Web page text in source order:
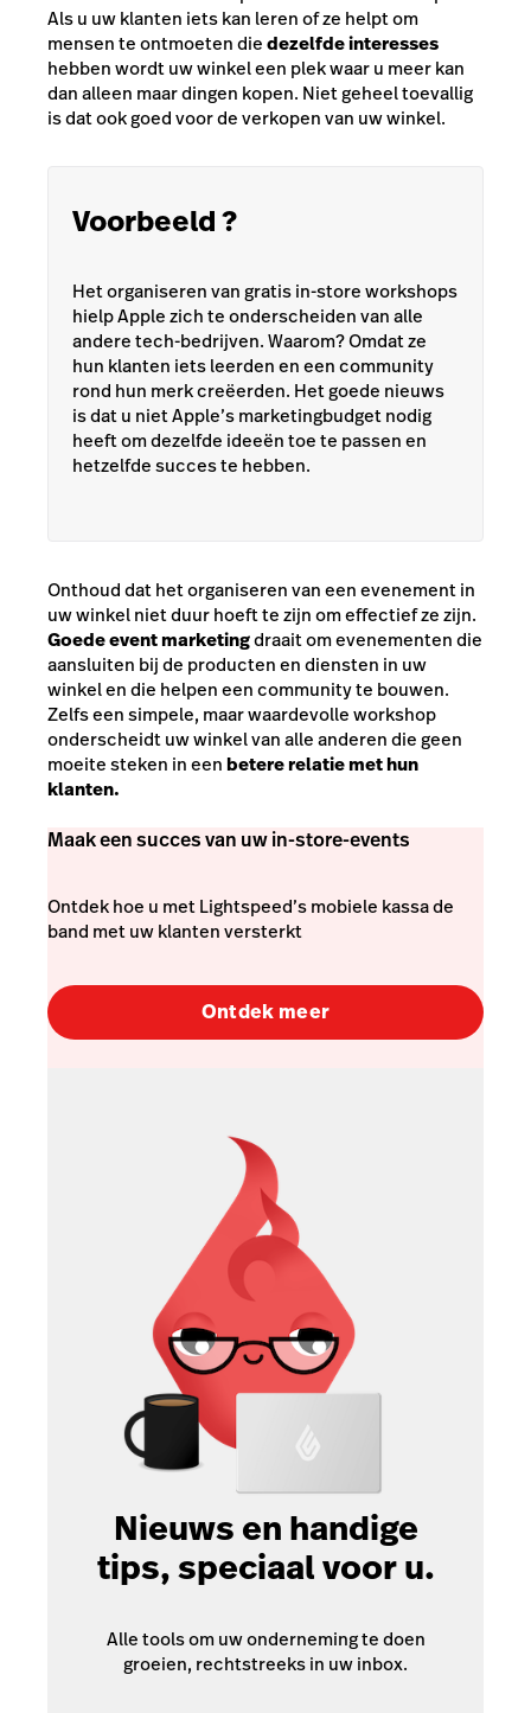
Als u uw klanten iets kan leren of ze helpt om
mensen te ontmoeten diedezelfde interesses
hebben wordt uw winkel een plek waar u meer kan
dan alleen maar dingen kopen. Niet geheel toevallig
is dat ook goed voor de verkopen van uw winkel.
Voorbeeld ?
Het organiseren van gratis in-store workshops
hielp Apple zich te onderscheiden van alle
andere tech-bedrijven. Waarom? Omdat ze
hun klanten iets leerden en een community
rond hun merk creëerden. Het goede nieuws
is dat u niet Apple’s marketingbudget nodig
heeft om dezelfde ideeën toe te passen en
hetzelfde succes te hebben.
Onthoud dat het organiseren van een evenement in
uw winkel niet duur hoeft te zijn om effectief ze zijn.
Goede event marketingdraait om evenementen die
aansluiten bij de producten en diensten in uw
winkel en die helpen een community te bouwen.
Zelfs een simpele, maar waardevolle workshop
onderscheidt uw winkel van alle anderen die geen
moeite steken in eenbetere relatie met hun
klanten.
Maak een succes van uw in-store-events
Ontdek hoe u met Lightspeed’s mobiele kassa de
band met uw klanten versterkt
Ontdek meer
Nieuws en handige
tips, speciaal voor u.
Alle tools om uw onderneming te doen
groeien, rechtstreeks in uw inbox.